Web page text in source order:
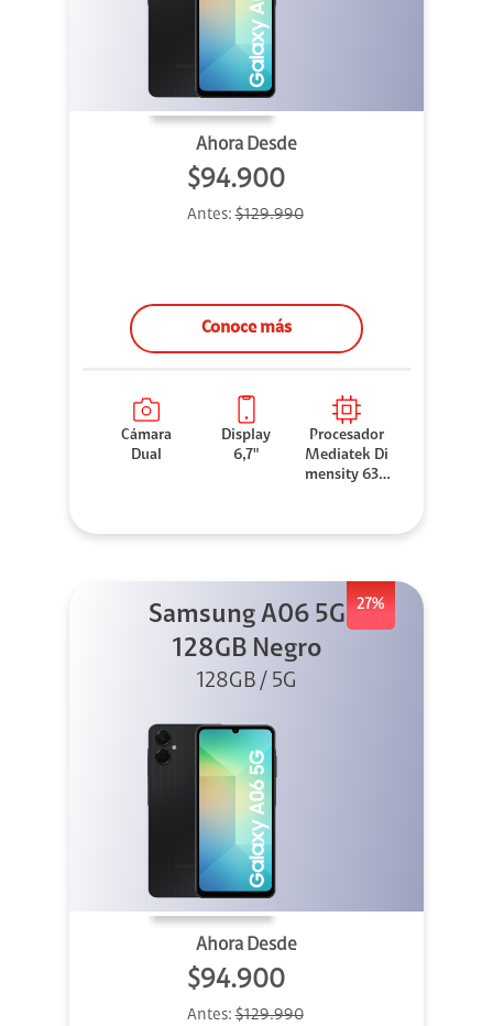
Ahora Desde
$94.900
Antes:$129.990
Conoce más
Cámara
Dual
Display
6,7"
Procesador
Mediatek Di
mensity 630
27%
Samsung A06 5G
128GB Negro
128GB / 5G
Ahora Desde
$94.900
Antes:$129.990